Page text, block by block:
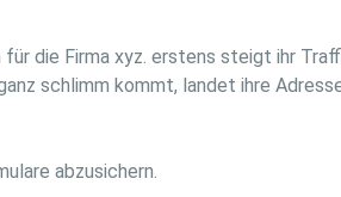
die Firma xyz. erstens steigt ihr
schlimm kommt, landet ihre
abzusichern.